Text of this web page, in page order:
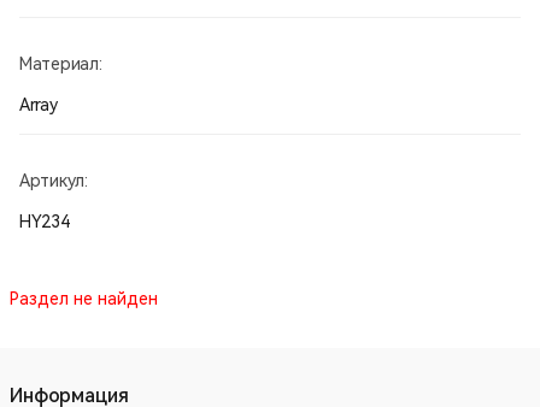
Материал:
Array
Артикул:
HY234
Раздел не найден
Информация